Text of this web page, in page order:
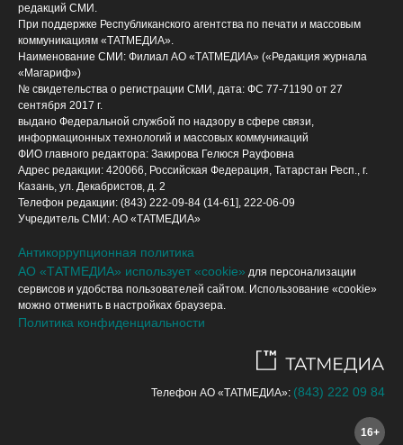
редакций СМИ.
При поддержке Республиканского агентства по печати и массовым
коммуникациям «ТАТМЕДИА».
Наименование СМИ: Филиал АО «ТАТМЕДИА» («Редакция журнала
«Магариф»)
№ свидетельства о регистрации СМИ, дата: ФС 77-71190 от 27
сентября 2017 г.
выдано Федеральной службой по надзору в сфере связи,
информационных технологий и массовых коммуникаций
ФИО главного редактора: Закирова Гелюся Рауфовна
Адрес редакции: 420066, Российская Федерация, Татарстан Респ., г.
Казань, ул. Декабристов, д. 2
Телефон редакции: (843) 222-09-84 (14-61], 222-06-09
Учредитель СМИ: АО «ТАТМЕДИА»
Антикоррупционная политика
АО «ТАТМЕДИА» использует «cookie» для персонализации
сервисов и удобства пользователей сайтом. Использование «cookie»
можно отменить в настройках браузера.
Политика конфиденциальности
Телефон АО «ТАТМЕДИА»: (843) 222 09 84
16+